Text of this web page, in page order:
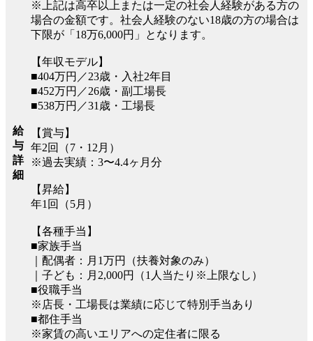
給
与
詳
細
※上記は高卒以上または一定の社会人経験がある方の
場合の金額です。社会人経験のない18歳の方の場合は
下限が「18万6,000円」となります。
【年収モデル】
■404万円／23歳・入社2年目
■452万円／26歳・副工場長
■538万円／31歳・工場長
【賞与】
年2回（7・12月）
※過去実績：3〜4.4ヶ月分
【昇給】
年1回（5月）
【各種手当】
■家族手当
｜配偶者：月1万円（扶養対象のみ）
｜子ども：月2,000円（1人当たり※上限なし）
■役職手当
※店長・工場長は業績に応じて特別手当あり
■都住手当
※家賃の高いエリアへの定住者に限る